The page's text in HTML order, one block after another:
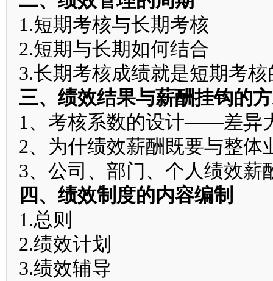
1.短期考核与长期考核
2.短期与长期如何结合
3.长期考核成绩就是短期考
三、绩效结果与薪酬挂钩的
1、考核系数的设计——差异
2、为什绩效薪酬既要与整
3、公司、部门、个人绩效薪
四 、绩效制度的内容编制
1.总则
2.绩效计划
3.绩效辅导